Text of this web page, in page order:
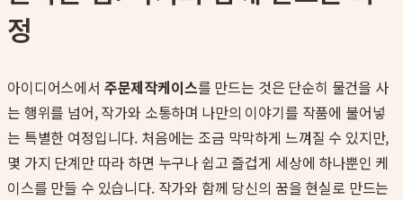
정
아이디어스에서 주문제작케이스를 만드는 것은 단순히 물건을 사
는 행위를 넘어, 작가와 소통하며 나만의 이야기를 작품에 불어넣
는 특별한 여정입니다. 처음에는 조금 막막하게 느껴질 수 있지만,
몇 가지 단계만 따라 하면 누구나 쉽고 즐겁게 세상에 하나뿐인 케
이스를 만들 수 있습니다. 작가와 함께 당신의 꿈을 현실로 만드는